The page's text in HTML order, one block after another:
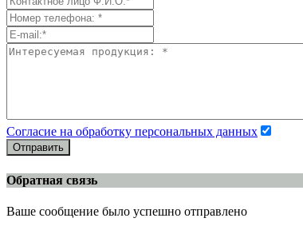
Согласие на обработку персональных данных
Отправить
Обратная связь
Ваше сообщение было успешно отправлено